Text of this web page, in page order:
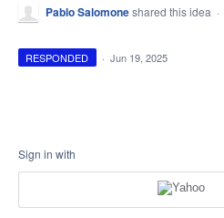
Pablo Salomoneshared this idea ·
RESPONDED · Jun 19, 2025
Sign in with